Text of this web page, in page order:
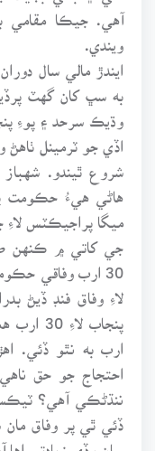
آهي. جيڪا
ايندڙ مالي سال
به سڀ کان گهٽ
وڌيڪ سرحد ۽ پوءِ
اڏي جو ٽرمينل
شروع ٿيندو.
هاڻي هيءُ حڪومت
ميگا پراجيڪٽس
جي کاتي ۾ ڪنهن
30 ارب وفاقي
لاءِ وفاق فنڊ ڏيڻ
ارب به نٿو ڏئي.
احتجاج جو حق
سان وڏي زيادتي اها